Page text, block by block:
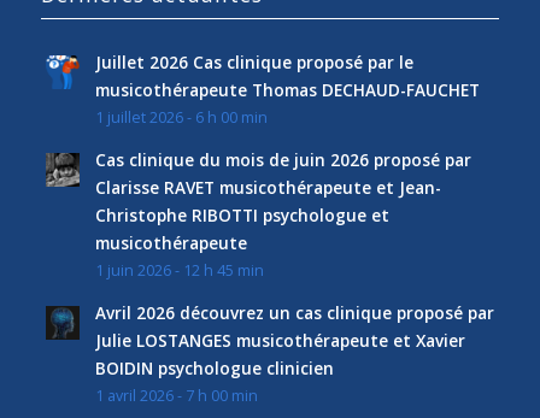
Juillet 2026 Cas clinique proposé par le
musicothérapeute Thomas DECHAUD-FAUCHET
1 juillet 2026 - 6 h 00 min
Cas clinique du mois de juin 2026 proposé par
Clarisse RAVET musicothérapeute et Jean-
Christophe RIBOTTI psychologue et
musicothérapeute
1 juin 2026 - 12 h 45 min
Avril 2026 découvrez un cas clinique proposé par
Julie LOSTANGES musicothérapeute et Xavier
BOIDIN psychologue clinicien
1 avril 2026 - 7 h 00 min